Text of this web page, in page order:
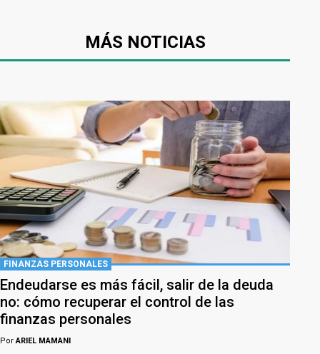
MÁS NOTICIAS
FINANZAS PERSONALES
Endeudarse es más fácil, salir de la deuda
no: cómo recuperar el control de las
finanzas personales
PorARIEL MAMANI